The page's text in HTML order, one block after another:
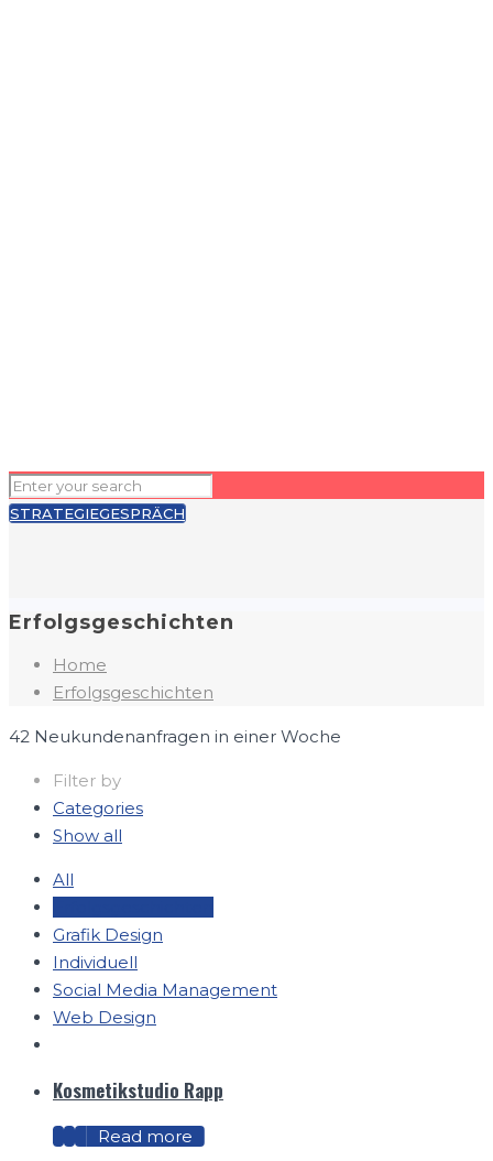
STRATEGIEGESPRÄCH
Erfolgsgeschichten
Home
Erfolgsgeschichten
42 Neukundenanfragen in einer Woche
Filter by
Categories
Show all
All
Grafik Design
Individuell
Social Media Management
Web Design
Kosmetikstudio Rapp
Read more